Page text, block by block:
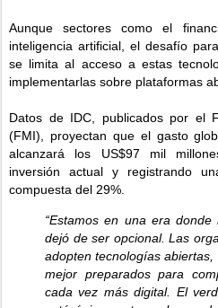
Aunque sectores como el
inteligencia artificial, el desafío
se limita al acceso a estas
implementarlas sobre plataformas
Datos de IDC, publicados por el
(FMI), proyectan que el gasto
alcanzará los US$97 mil
inversión actual y registrando
compuesta del 29%.
“Estamos en una era
dejó de ser opcional. Las
adopten tecnologías
mejor preparados para
cada vez más digital. El